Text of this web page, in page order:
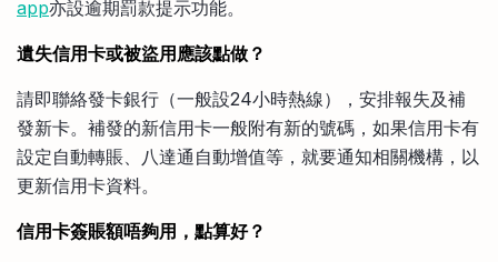
app亦設逾期罰款提示功能。
遺失信用卡或被盜用應該點做？
請即聯絡發卡銀行（一般設24小時熱線），安排報失及補
發新卡。補發的新信用卡一般附有新的號碼，如果信用卡有
設定自動轉賬、八達通自動增值等，就要通知相關機構，以
更新信用卡資料。
信用卡簽賬額唔夠用，點算好？